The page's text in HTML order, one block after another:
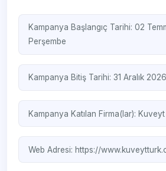
Kampanya Başlangıç Tarihi: 02
Perşembe
Kampanya Bitiş Tarihi: 31 Aralık
Kampanya Katılan Firma(lar):
Web Adresi: https://